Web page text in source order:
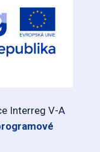
Interreg V-A